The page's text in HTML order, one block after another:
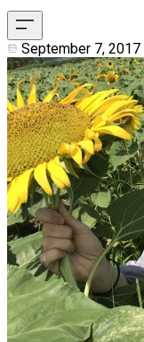
September 7, 2017